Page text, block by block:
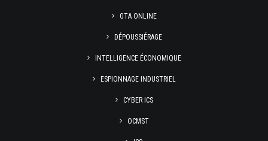
GTA ONLINE
DÉPOUSSIÉRAGE
INTELLIGENCE ÉCONOMIQUE
ESPIONNAGE INDUSTRIEL
CYBER ICS
OCMST